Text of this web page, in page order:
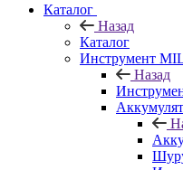
Каталог
Назад
Каталог
Инструмент
Назад